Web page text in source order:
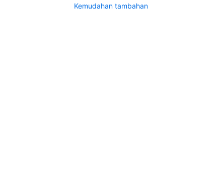
Kemudahan tambahan